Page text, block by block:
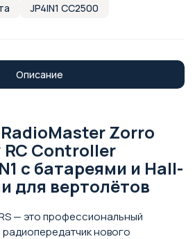
JP4IN1 CC2500
Описание
Zorro
RC Controller
с батареями и Hall-
для вертолётов
— это профессиональный
нового